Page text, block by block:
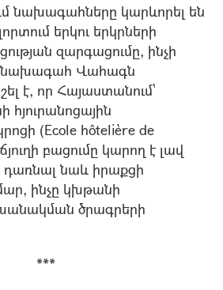
նախագահները կարևորել են
երկու երկրների
զարգացումը, ինչի
նախագահ Վահագն
է, որ Հայաստանում՝
հյուրանոցային
(Ecole hôtelière de
բացումը կարող է լավ
դառնալ նաև իրաքցի
ինչը կխթանի
ծրագրերի
***